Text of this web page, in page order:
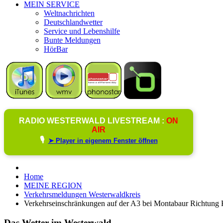
MEIN SERVICE
Weltnachrichten
Deutschlandwetter
Service und Lebenshilfe
Bunte Meldungen
HörBar
RADIO WESTERWALD LIVESTREAM : ON
AIR
🎙️ ➤ Player in eigenem Fenster öffnen
Home
MEINE REGION
Verkehrsmeldungen Westerwaldkreis
Verkehrseinschränkungen auf der A3 bei Montabaur Richtung